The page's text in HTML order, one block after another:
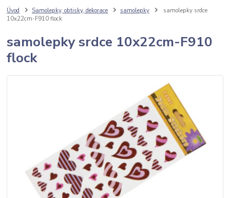
Úvod Samolepky, obtisky, dekorace samolepky
samolepky srdce
10x22cm-F910 flock
samolepky srdce 10x22cm-F910
flock